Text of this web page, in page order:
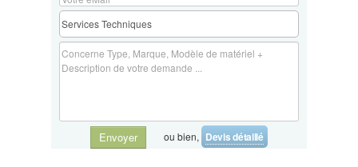
Envoyer ou bien, Devis détaillé